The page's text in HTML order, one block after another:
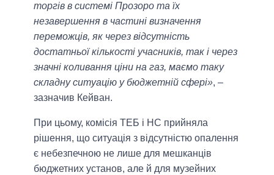
торгів в системі Прозоро та їх
незавершення в частині визначення
переможців, як через відсутність
достатньої кількості учасників, так і через
значні коливання ціни на газ, маємо таку
складну ситуацію у бюджетній сфері», –
зазначив Кейван.
При цьому, комісія ТЕБ і НС прийняла
рішення, що ситуація з відсутністю опалення
є небезпечною не лише для мешканців
бюджетних установ, але й для музейних